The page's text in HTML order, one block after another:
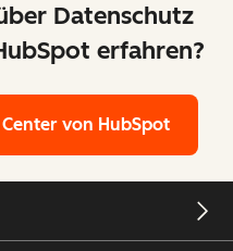
Datenschutz
erfahren?
von HubSpot